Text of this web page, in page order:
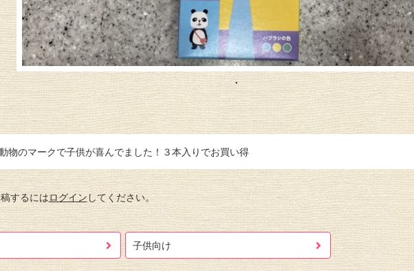
物のマークで子供が喜んでました！３本入りでお買い得
するにはログイン してください。
子供向け